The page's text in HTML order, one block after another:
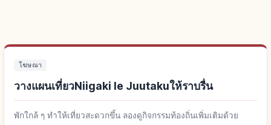
โฆษณา
วางแผนเที่ยวNiigaki Ie Juutakuให้ราบรื่น
พักใกล้ ๆ ทำให้เที่ยวสะดวกขึ้น ลองดูกิจกรรมท้องถิ่นเพิ่มเติมด้วย